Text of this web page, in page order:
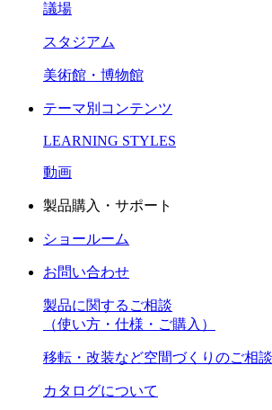
議場
スタジアム
美術館・博物館
テーマ別コンテンツ
LEARNING STYLES
動画
製品購入・サポート
ショールーム
お問い合わせ
製品に関するご相談
（使い方・仕様・ご購入）
移転・改装など空間づくりのご相談
カタログについて